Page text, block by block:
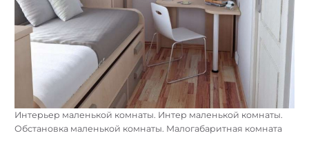
Интерьер маленькой комнаты. Интер маленькой комнаты.
Обстановка маленькой комнаты. Малогабаритная комната